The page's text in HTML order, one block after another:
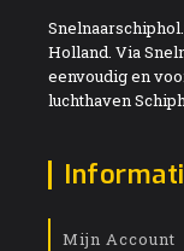
Holland. Via
eenvoudig en
luchthaven
Mijn Account